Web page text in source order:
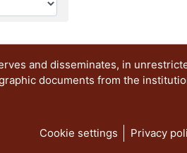
and disseminates, in
documents from the
Cookie settings Privacy